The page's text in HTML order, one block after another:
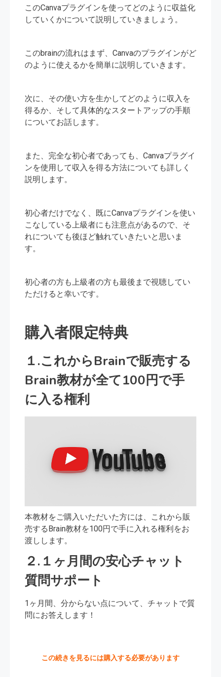
このCanvaプラグインを使ってどのように収益化
していくかについて説明していきましょう。
このbrainの流れはまず、Canvaのプラグインがど
のように使えるかを簡単に説明していきます。
次に、その使い方を生かしてどのように収入を
得るか、そして具体的なスタートアップの手順
についてお話します。
また、完全な初心者であっても、Canvaプラグイ
ンを使用して収入を得る方法についても詳しく
説明します。
初心者だけでなく、既にCanvaプラグインを使い
こなしている上級者にも注意点があるので、そ
れについても後ほど触れていきたいと思いま
す。
初心者の方も上級者の方も最後まで視聴してい
ただけると幸いです。
購入者限定特典
１.これからBrainで販売する
Brain教材が全て100円で手
に入る権利
本教材をご購入いただいた方には、これから販
売するBrain教材を100円で手に入れる権利をお
渡しします。
２.１ヶ月間の安心チャット
質問サポート
1ヶ月間、分からない点について、チャットで質
問にお答えします！
この続きを見るには購入する必要があります